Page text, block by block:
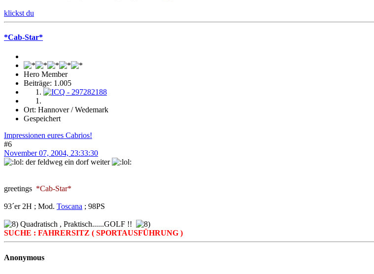
klickst du
*Cab-Star*
Hero Member
Beiträge: 1.005
Ort: Hannover / Wedemark
Gespeichert
Impressionen eures Cabrios!
#6
November 07, 2004, 23:33:30
der feldweg ein dorf weiter
greetings *Cab-Star*
93´er 2H ; Mod. Toscana ; 98PS
Quadratisch , Praktisch......GOLF !!
SUCHE : FAHRERSITZ ( SPORTAUSFÜHRUNG )
Anonymous